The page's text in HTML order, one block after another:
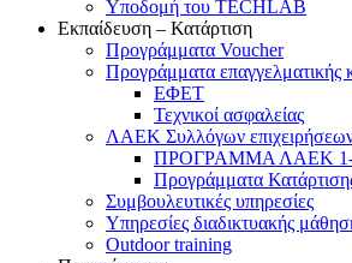
Υποδομή του TECHLAB
Εκπαίδευση – Κατάρτιση
Προγράμματα Voucher
Προγράμματα επαγγελματικής
ΕΦΕΤ
Τεχνικοί ασφαλείας
ΛΑΕΚ Συλλόγων
ΠΡΟΓΡΑΜΜΑ ΛΑΕΚ 1-
Προγράμματα
Συμβουλευτικές υπηρεσίες
Υπηρεσίες διαδικτυακής
Outdoor training